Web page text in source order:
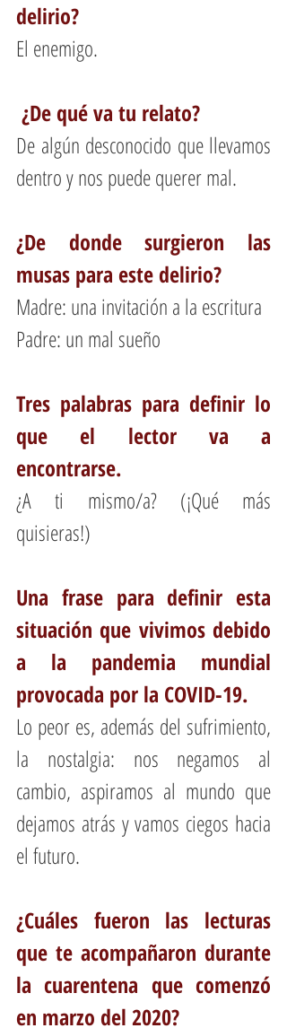
delirio?
El enemigo.
¿De qué va tu relato?
De algún desconocido que llevamos
dentro y nos puede querer mal.
¿De donde surgieron las
musas para este delirio?
Madre: una invitación a la escritura
Padre: un mal sueño
Tres palabras para definir lo
que el lector va a
encontrarse.
¿A ti mismo/a? (¡Qué más
quisieras!)
Una frase para definir esta
situación que vivimos debido
a la pandemia mundial
provocada por la COVID-19.
Lo peor es, además del sufrimiento,
la nostalgia: nos negamos al
cambio, aspiramos al mundo que
dejamos atrás y vamos ciegos hacia
el futuro.
¿Cuáles fueron las lecturas
que te acompañaron durante
la cuarentena que comenzó
en marzo del 2020?